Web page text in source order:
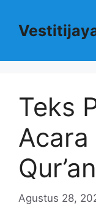
Teks
Agustus 28,